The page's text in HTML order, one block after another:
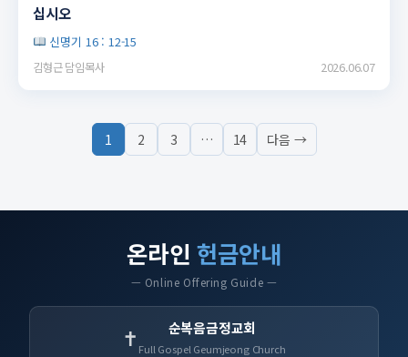
십시오
신명기 16 : 12-15
김형근 담임목사 2026.06.07
1 2 3 … 14 다음 →
온라인 헌금안내
— Online Offering Guide —
✝ 순복음금정교회
Full Gospel Geumjeong Church